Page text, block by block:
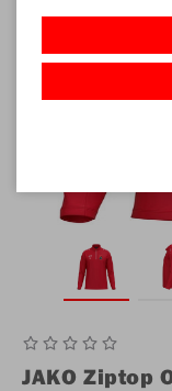
JAKO Ziptop